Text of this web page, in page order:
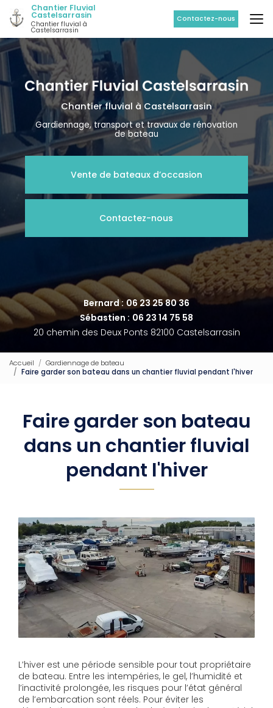
Aller
au
contenu
principal
Chantier Fluvial
Castelsarrasin
Chantier fluvial à
Castelsarrasin
Contactez-nous
Chantier fluvial à Castelsarrasin
Gardiennage, transport et travaux de rénovation
de bateau
Vente de bateaux d’occasion
Contactez-nous
Bernard : 06 23 25 80 36
Sébastien : 06 23 14 75 58
20 chemin des Deux Ponts 82100 Castelsarrasin
Accueil
Gardiennage de bateau
Faire garder son bateau dans un chantier fluvial pendant l'hiver
Faire garder son bateau
dans un chantier fluvial
pendant l'hiver
L’hiver est une période sensible pour tout propriétaire
de bateau. Entre les intempéries, le gel, l’humidité et
l’inactivité prolongée, les risques pour l’état général
de l’embarcation sont réels. Pour éviter les